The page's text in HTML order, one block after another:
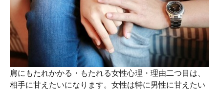
肩にもたれかかる・もたれる女性心理・理由二つ目は、
相手に甘えたいになります。女性は特に男性に甘えたい